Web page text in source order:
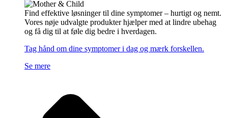
Find effektive løsninger til dine symptomer – hurtigt og nemt.
Vores nøje udvalgte produkter hjælper med at lindre ubehag
og få dig til at føle dig bedre i hverdagen.
Tag hånd om dine symptomer i dag og mærk forskellen.
Se mere